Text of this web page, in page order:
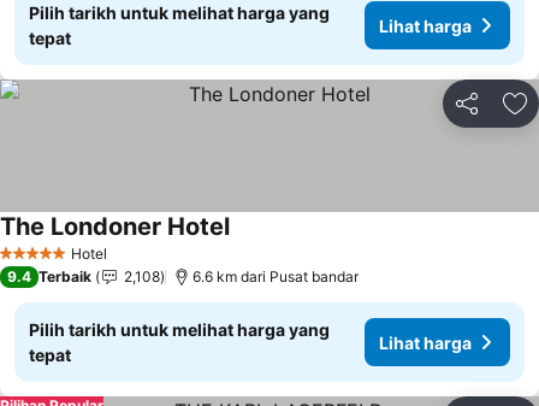
Pilih tarikh untuk melihat harga yang
tepat
Lihat harga
Kongsi
5 Bintang Hotel
The Londoner Hotel
9.4 Terbaik 2,108 6.6 km dari Pusat bandar
Pilih tarikh untuk melihat harga yang
tepat
Lihat harga